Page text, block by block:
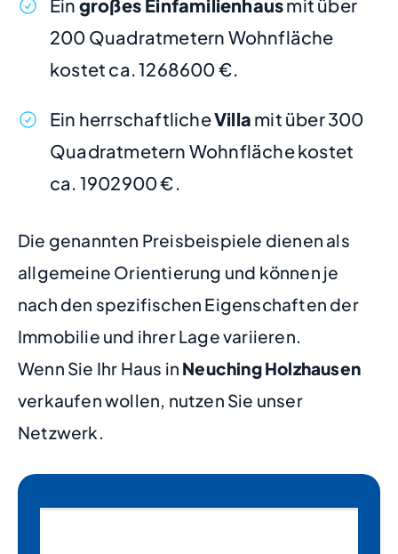
Ein großes Einfamilienhausmit über
200 Quadratmetern Wohnfläche
kostet ca. 1268600 €.
Ein herrschaftlicheVilla mit über 300
Quadratmetern Wohnfläche kostet
ca. 1902900 €.
Die genannten Preisbeispiele dienen als
allgemeine Orientierung und können je
nach den spezifischen Eigenschaften der
Immobilie und ihrer Lage variieren.
Wenn Sie Ihr Haus in Neuching Holzhausen
verkaufen wollen, nutzen Sie unser
Netzwerk.